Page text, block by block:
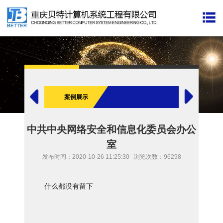
案例展示
中共中央网络安全和信息化委员会办公
室
发布时间：2020-10-26 11:25:30 浏览次数：96298
什么都没有留下